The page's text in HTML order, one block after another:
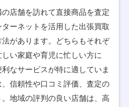
店舗を訪れて直接商品を査定
ーネットを活用した出張買取
があります。どちらもそれぞ
い家庭や育児に忙しい方に
なサービスが特に適していま
信頼性や口コミ評価、査定の
地域の評判の良い店舗は、高